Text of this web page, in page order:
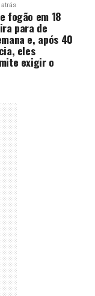
fogão em 18
para de
e, após 40
eles
exigir o